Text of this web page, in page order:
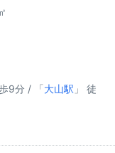
9分 / 「大山駅 」 徒